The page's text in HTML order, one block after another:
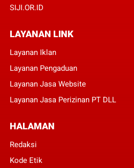
SIJI.OR.ID
LAYANAN LINK
Layanan Iklan
Layanan Pengaduan
Layanan Jasa Website
Layanan Jasa Perizinan PT DLL
HALAMAN
Redaksi
Kode Etik